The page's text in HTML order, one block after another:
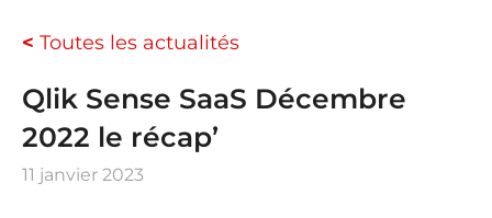
< Toutes les actualités
Qlik Sense SaaS Décembre
2022 le récap’
11 janvier 2023